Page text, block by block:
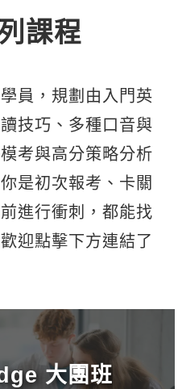
課程
員，規劃由入門英
技巧、多種口音與
考與高分策略分析
是初次報考、卡關
進行衝刺，都能找
迎點擊下方連結了
大團班